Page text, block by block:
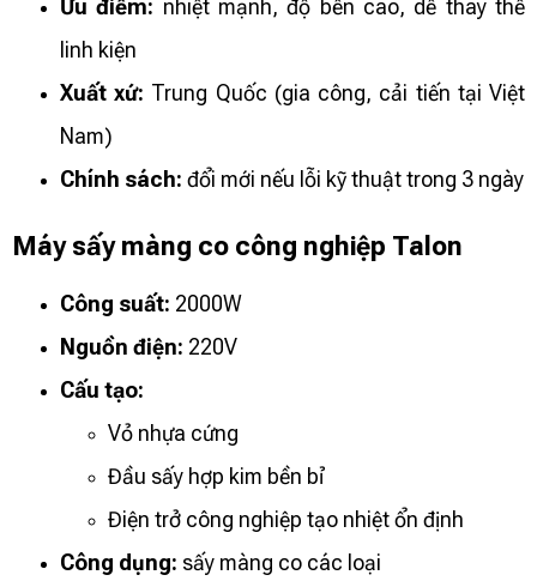
Ưu điểm: nhiệt mạnh, độ bền cao, dễ thay thế
linh kiện
Xuất xứ: Trung Quốc (gia công, cải tiến tại Việt
Nam)
Chính sách: đổi mới nếu lỗi kỹ thuật trong 3 ngày
Máy sấy màng co công nghiệp Talon
Công suất: 2000W
Nguồn điện: 220V
Cấu tạo:
Vỏ nhựa cứng
Đầu sấy hợp kim bền bỉ
Điện trở công nghiệp tạo nhiệt ổn định
Công dụng: sấy màng co các loại